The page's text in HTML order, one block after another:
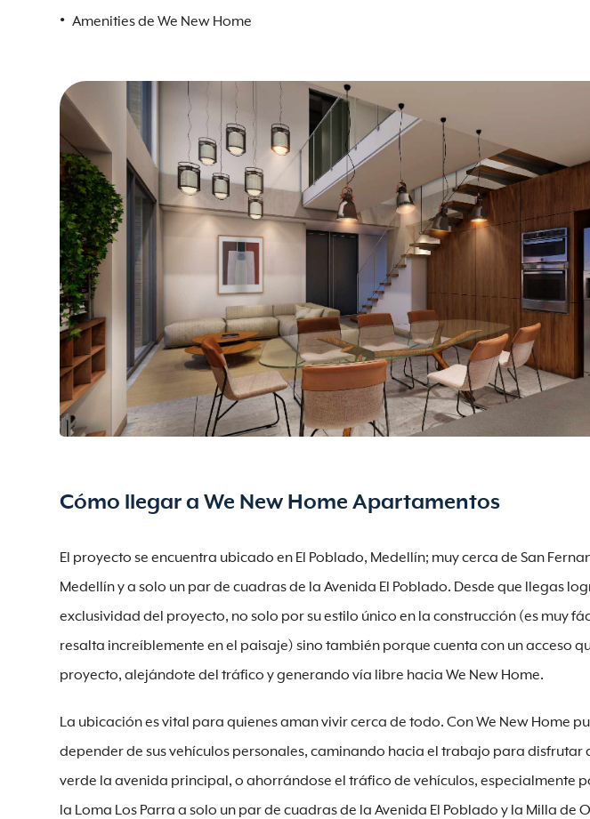
Amenities de We New Home
Cómo llegar a We New Home Apartamentos
El proyecto se encuentra ubicado en El Poblado, Medellín; muy cerca de San
Medellín y a solo un par de cuadras de la Avenida El Poblado. Desde que llegas
exclusividad del proyecto, no solo por su estilo único en la construcción (es muy
resalta increíblemente en el paisaje) sino también porque cuenta con un acceso
proyecto, alejándote del tráfico y generando vía libre hacia We New Home.
La ubicación es vital para quienes aman vivir cerca de todo. Con We New Home
depender de sus vehículos personales, caminando hacia el trabajo para disfrutar
verde la avenida principal, o ahorrándose el tráfico de vehículos, especialmente
la Loma Los Parra a solo un par de cuadras de la Avenida El Poblado y la Milla de